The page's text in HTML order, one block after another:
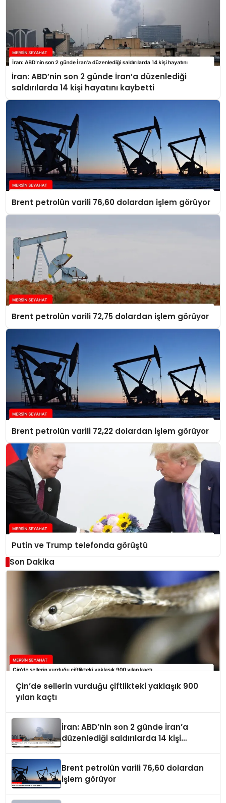
İran: ABD’nin son 2 günde İran’a düzenlediği
saldırılarda 14 kişi hayatını kaybetti
Brent petrolün varili 76,60 dolardan işlem görüyor
Brent petrolün varili 72,75 dolardan işlem görüyor
Brent petrolün varili 72,22 dolardan işlem görüyor
Putin ve Trump telefonda görüştü
Son Dakika
Çin’de sellerin vurduğu çiftlikteki yaklaşık 900
yılan kaçtı
İran: ABD’nin son 2 günde İran’a
düzenlediği saldırılarda 14 kişi
Brent petrolün varili 76,60 dolardan
işlem görüyor